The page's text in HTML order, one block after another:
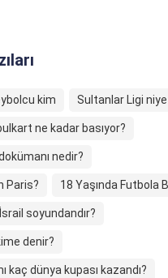
kim Sultanlar Ligi
ne kadar basıyor?
nedir?
Paris? 18 Yaşında Futbola
soyundandır?
denir?
kaç dünya kupası kazandı?